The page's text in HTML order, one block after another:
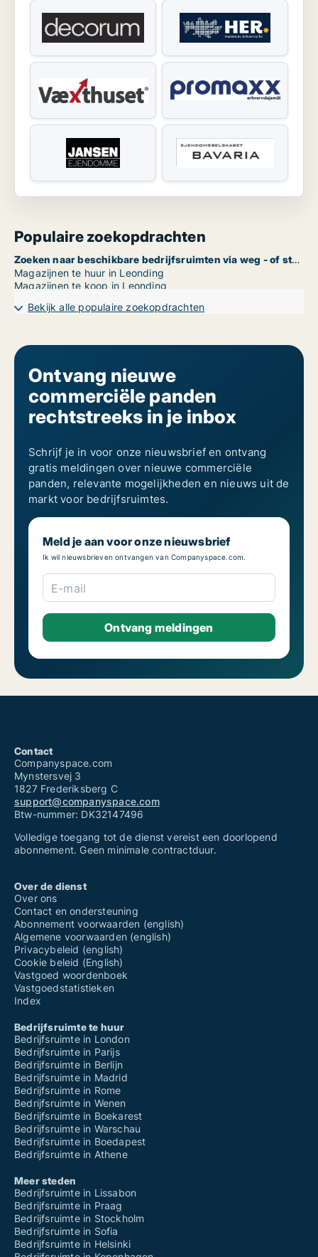
Populaire zoekopdrachten
Zoeken naar beschikbare bedrijfsruimten via weg - of straatnaam in Leonding
Magazijnen te huur in Leonding
Magazijnen te koop in Leonding
Bekijk alle populaire zoekopdrachten
Ontvang nieuwe
commerciële panden
rechtstreeks in je inbox
Schrijf je in voor onze nieuwsbrief en ontvang
gratis meldingen over nieuwe commerciële
panden, relevante mogelijkheden en nieuws uit de
markt voor bedrijfsruimtes.
Meld je aan voor onze nieuwsbrief
Ik wil nieuwsbrieven ontvangen van Companyspace.com.
E-mail
Contact
Companyspace.com
Mynstersvej 3
1827 Frederiksberg C
support@companyspace.com
Btw-nummer: DK32147496
Volledige toegang tot de dienst vereist een doorlopend
abonnement. Geen minimale contractduur.
Over de dienst
Over ons
Contact en ondersteuning
Abonnement voorwaarden (english)
Algemene voorwaarden (english)
Privacybeleid (english)
Cookie beleid (English)
Vastgoed woordenboek
Vastgoedstatistieken
Index
Bedrijfsruimte te huur
Bedrijfsruimte in London
Bedrijfsruimte in Parijs
Bedrijfsruimte in Berlijn
Bedrijfsruimte in Madrid
Bedrijfsruimte in Rome
Bedrijfsruimte in Wenen
Bedrijfsruimte in Boekarest
Bedrijfsruimte in Warschau
Bedrijfsruimte in Boedapest
Bedrijfsruimte in Athene
Meer steden
Bedrijfsruimte in Lissabon
Bedrijfsruimte in Praag
Bedrijfsruimte in Stockholm
Bedrijfsruimte in Sofia
Bedrijfsruimte in Helsinki